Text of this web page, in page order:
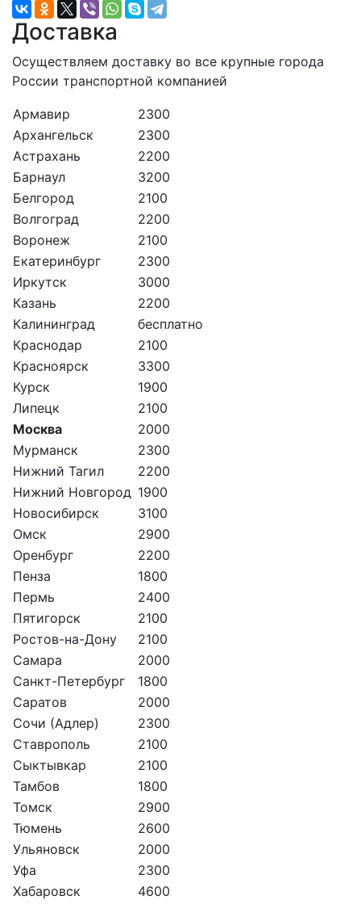
Доставка
Осуществляем доставку во все крупные города
России транспортной компанией
Армавир
2300
Архангельск
2300
Астрахань
2200
Барнаул
3200
Белгород
2100
Волгоград
2200
Воронеж
2100
Екатеринбург
2300
Иркутск
3000
Казань
2200
Калининград
бесплатно
Краснодар
2100
Красноярск
3300
Курск
1900
Липецк
2100
Москва
2000
Мурманск
2300
Нижний Тагил
2200
Нижний Новгород 1900
Новосибирск
3100
Омск
2900
Оренбург
2200
Пенза
1800
Пермь
2400
Пятигорск
2100
Ростов-на-Дону
2100
Самара
2000
Санкт-Петербург
1800
Саратов
2000
Сочи (Адлер)
2300
Ставрополь
2100
Сыктывкар
2100
Тамбов
1800
Томск
2900
Тюмень
2600
Ульяновск
2000
Уфа
2300
Хабаровск
4600